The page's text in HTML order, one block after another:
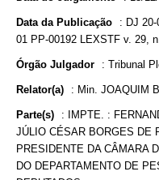
Data da Publicação : DJ
01 PP-00192 LEXSTF v. 29,
Órgão Julgador : Tribunal
Relator(a) : Min. JOAQUIM
Parte(s) :
IMPTE. :
JÚLIO CÉSAR BORGES DE
PRESIDENTE DA CÂMARA
DO DEPARTAMENTO DE